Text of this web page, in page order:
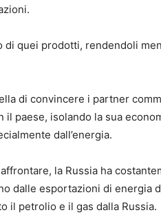
di quei prodotti, rendendoli
di convincere i partner
paese, isolando la sua
dall’energia.
la Russia ha
dalle esportazioni di energia
il petrolio e il gas dalla Russia.